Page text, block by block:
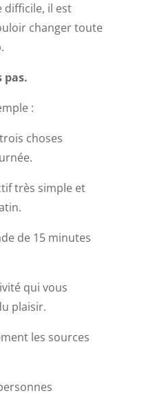
difficile, il est
changer toute
pas.
:
choses
très simple et
de 15 minutes
qui vous
plaisir.
les sources